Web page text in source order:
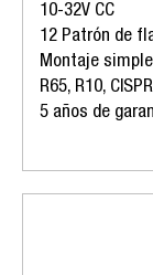
10-32V CC
12 Patrón de
Montaje
R65, R10,
5 años de